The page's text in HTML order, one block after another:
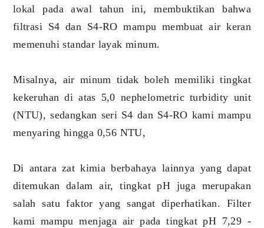
lokal pada awal tahun ini, membuktikan bahwa
filtrasi S4 dan S4-RO mampu membuat air keran
memenuhi standar layak minum.
Misalnya, air minum tidak boleh memiliki tingkat
kekeruhan di atas 5,0 nephelometric turbidity unit
(NTU), sedangkan seri S4 dan S4-RO kami mampu
menyaring hingga 0,56 NTU,
Di antara zat kimia berbahaya lainnya yang dapat
ditemukan dalam air, tingkat pH juga merupakan
salah satu faktor yang sangat diperhatikan. Filter
kami mampu menjaga air pada tingkat pH 7,29 -